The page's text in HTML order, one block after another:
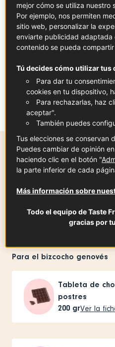
Tiempo de
1
para -
Para el bizcocho genovés
Tableta de
postres
200 grVer la
mejor cómo se utiliza nuestro
Por ejemplo, nos permiten
sitio web, personalizar la
enviarte publicidad adaptada
contenido se pueda
Tú decides cómo utilizar tus
Para dar tu
cookies en tu dispositivo,
Para rechazarlas, haz
aceptar".
También puedes
Tus elecciones se conservan
Puedes cambiar de opinión
haciendo clic en el botón "
la parte inferior de cada
Más información sobre
Todo el equipo de Taste
gracias por